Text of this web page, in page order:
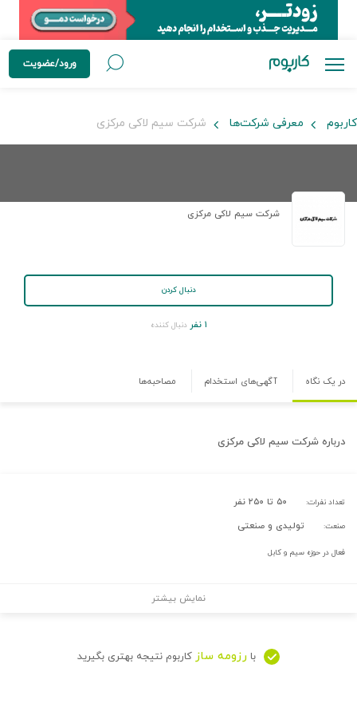
ورود/عضویت
کاربوم معرفی شرکت‌ها شرکت سیم لاکی مرکزی
شرکت سیم لاکی مرکزی
دنبال کردن
۱ نفر دنبال کننده
در یک نگاه آگهی‌های استخدام مصاحبه‌ها
درباره شرکت سیم لاکی مرکزی
تعداد نفرات: ۵۰ تا ۲۵۰ نفر
صنعت: تولیدی و صنعتی
فعال در حوزه سیم و کابل
نمایش بیشتر
با رزومه ساز کاربوم نتیجه بهتری بگیرید